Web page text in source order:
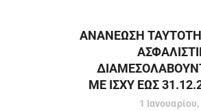
ΑΝΑΝΕΩΣΗ
ΜΕ ΙΣΧΥ ΕΩΣ
1